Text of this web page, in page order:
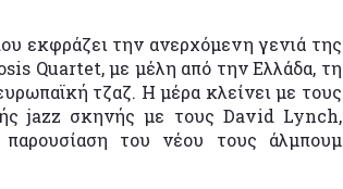
εκφράζει την ανερχόμενη γενιά της
Quartet, με μέλη από την Ελλάδα, τη
τζαζ. Η μέρα κλείνει με τους
jazz σκηνής με τους David Lynch,
του νέου τους άλμπουμ